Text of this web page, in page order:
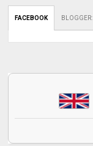
FACEBOOK BLOGGER: